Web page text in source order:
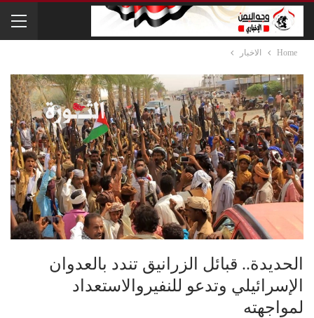
Home الاخبار
الحديدة.. قبائل الزرانيق تندد بالعدوان
الإسرائيلي وتدعو للنفيروالاستعداد
لمواجهته